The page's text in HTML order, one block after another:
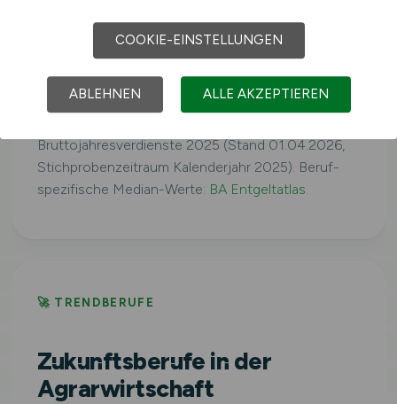
Ostdeutschland
39.160 €/Jahr
Bruttojahresverdienste 2025 (Stand 01.04.2026,
Stichprobenzeitraum Kalenderjahr 2025). Beruf-
spezifische Median-Werte: BA Entgeltatlas.
🚀 TRENDBERUFE
Zukunftsberufe in der
Agrarwirtschaft
COOKIE-EINSTELLUNGEN
ABLEHNEN ALLE AKZEPTIEREN